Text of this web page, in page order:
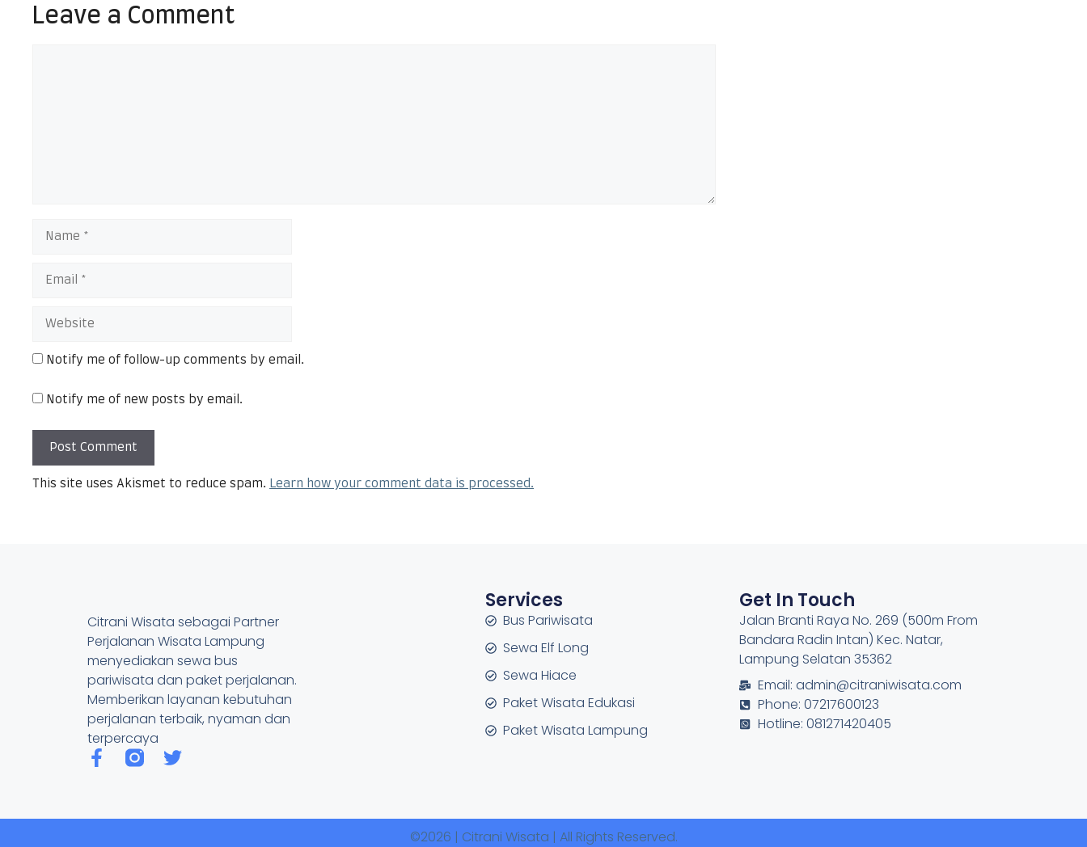
Leave a Comment
Notify me of follow-up comments by email.
Notify me of new posts by email.
This site uses Akismet to reduce spam. Learn how your comment data is processed.
Citrani Wisata sebagai Partner
Perjalanan Wisata Lampung
menyediakan sewa bus
pariwisata dan paket perjalanan.
Memberikan layanan kebutuhan
perjalanan terbaik, nyaman dan
terpercaya
Services
Bus Pariwisata
Sewa Elf Long
Sewa Hiace
Paket Wisata Edukasi
Paket Wisata Lampung
Get In Touch
Jalan Branti Raya No. 269 (500m From
Bandara Radin Intan) Kec. Natar,
Lampung Selatan 35362
Email: admin@citraniwisata.com
Phone: 07217600123
Hotline: 081271420405
©2026 | Citrani Wisata | All Rights Reserved.